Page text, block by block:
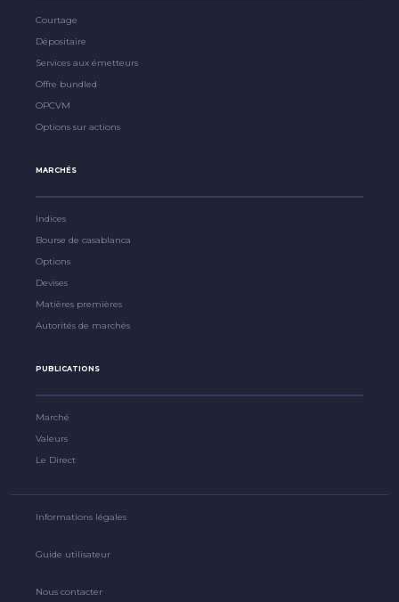
Courtage
Dépositaire
Services aux émetteurs
Offre bundled
OPCVM
Options sur actions
MARCHÉS
Indices
Bourse de casablanca
Options
Devises
Matières premières
Autorités de marchés
PUBLICATIONS
Marché
Valeurs
Le Direct
Informations légales
Guide utilisateur
Nous contacter